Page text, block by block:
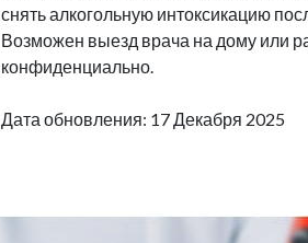
снять алкогольную интоксикацию
Возможен выезд врача на дому или
конфиденциально.
Дата обновления: 17 Декабря 2025